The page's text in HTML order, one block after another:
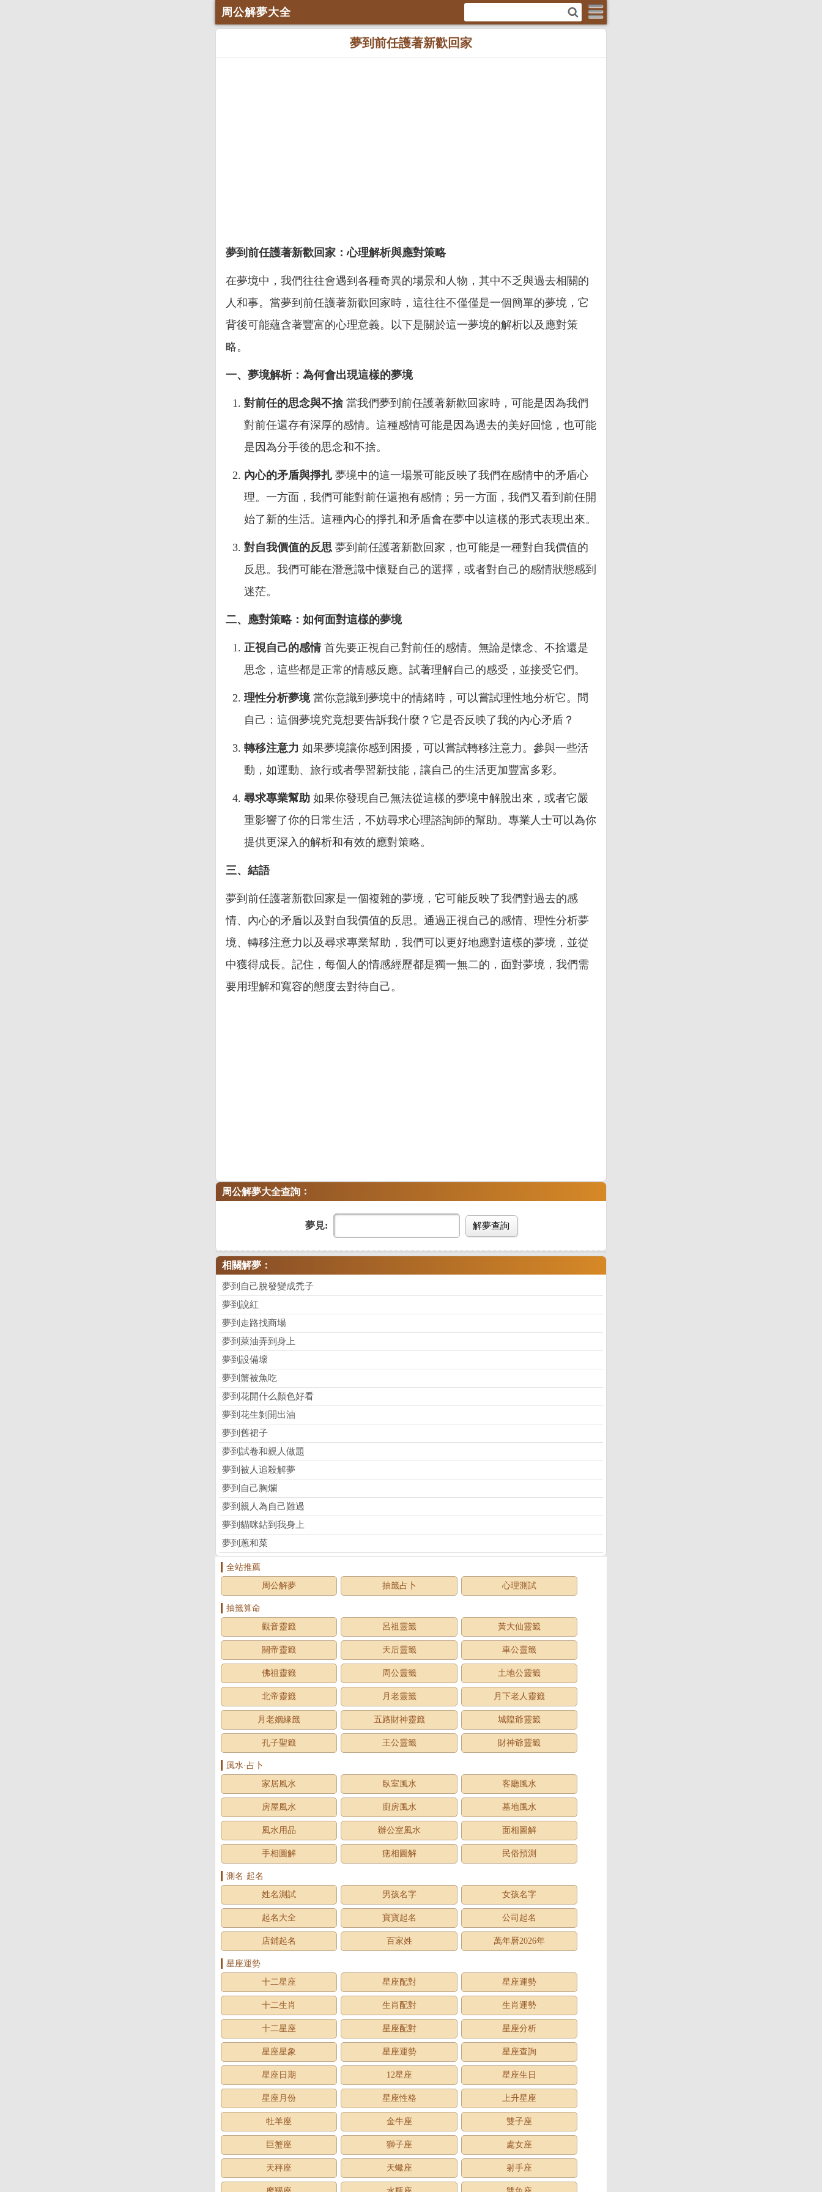
周公解夢大全
夢到前任護著新歡回家
夢到前任護著新歡回家：心理解析與應對策略
在夢境中，我們往往會遇到各種奇異的場景和人物，其中不乏與過去相關的
人和事。當夢到前任護著新歡回家時，這往往不僅僅是一個簡單的夢境，它
背後可能蘊含著豐富的心理意義。以下是關於這一夢境的解析以及應對策
略。
一、夢境解析：為何會出現這樣的夢境
對前任的思念與不捨當我們夢到前任護著新歡回家時，可能是因為我們
對前任還存有深厚的感情。這種感情可能是因為過去的美好回憶，也可能
是因為分手後的思念和不捨。
內心的矛盾與掙扎 夢境中的這一場景可能反映了我們在感情中的矛盾心
理。一方面，我們可能對前任還抱有感情；另一方面，我們又看到前任開
始了新的生活。這種內心的掙扎和矛盾會在夢中以這樣的形式表現出來。
對自我價值的反思 夢到前任護著新歡回家，也可能是一種對自我價值的
反思。我們可能在潛意識中懷疑自己的選擇，或者對自己的感情狀態感到
迷茫。
二、應對策略：如何面對這樣的夢境
正視自己的感情首先要正視自己對前任的感情。無論是懷念、不捨還是
思念，這些都是正常的情感反應。試著理解自己的感受，並接受它們。
理性分析夢境當你意識到夢境中的情緒時，可以嘗試理性地分析它。問
自己：這個夢境究竟想要告訴我什麼？它是否反映了我的內心矛盾？
轉移注意力 如果夢境讓你感到困擾，可以嘗試轉移注意力。參與一些活
動，如運動、旅行或者學習新技能，讓自己的生活更加豐富多彩。
尋求專業幫助 如果你發現自己無法從這樣的夢境中解脫出來，或者它嚴
重影響了你的日常生活，不妨尋求心理諮詢師的幫助。專業人士可以為你
提供更深入的解析和有效的應對策略。
三、結語
夢到前任護著新歡回家是一個複雜的夢境，它可能反映了我們對過去的感
情、內心的矛盾以及對自我價值的反思。通過正視自己的感情、理性分析夢
境、轉移注意力以及尋求專業幫助，我們可以更好地應對這樣的夢境，並從
中獲得成長。記住，每個人的情感經歷都是獨一無二的，面對夢境，我們需
要用理解和寬容的態度去對待自己。
周公解夢大全查詢 ：
夢見: 解夢查詢
相關解夢：
夢到自己脫發變成禿子
夢到說紅
夢到走路找商場
夢到萊油弄到身上
夢到設備壞
夢到蟹被魚吃
夢到花開什么顏色好看
夢到花生剝開出油
夢到舊裙子
夢到試卷和親人做題
夢到被人追殺解夢
夢到自己胸爛
夢到親人為自己難過
夢到貓咪鉆到我身上
夢到蔥和菜
全站推薦
周公解夢
抽籤占卜 心理測試
抽籤算命
觀音靈籤
呂祖靈籤 黃大仙靈籤
關帝靈籤 天后靈籤 車公靈籤
佛祖靈籤 周公靈籤 土地公靈籤
北帝靈籤 月老靈籤 月下老人靈籤
月老姻緣籤 五路財神靈籤 城隍爺靈籤
孔子聖籤 王公靈籤 財神爺靈籤
風水·占卜
家居風水
臥室風水 客廳風水
房屋風水 廚房風水 墓地風水
風水用品 辦公室風水 面相圖解
手相圖解 痣相圖解 民俗預測
測名·起名
姓名測試
男孩名字 女孩名字
起名大全 寶寶起名 公司起名
店鋪起名 百家姓 萬年曆2026年
星座運勢
十二星座
星座配對 星座運勢
十二生肖 生肖配對 生肖運勢
十二星座 星座配對 星座分析
星座星象 星座運勢 星座查詢
星座日期 12星座 星座生日
星座月份 星座性格 上升星座
牡羊座 金牛座 雙子座
巨蟹座 獅子座 處女座
天秤座 天蠍座 射手座